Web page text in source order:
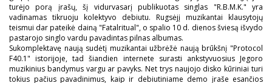
turėjo porą įrašų, šį vidurvasarį publikuotas singlas "R.B.M.K." yra
vadinamas tikruoju kolektyvo debiutu. Rugsėjį muzikantai klausytojų
teismui dar pateikė dainą "Fatalritual", o spalio 10 d. dienos šviesą išvydo
pastarojo singlo vardu pavadintas pilnas albumas.
Sukomplektavę naują sudėtį muzikantai užbrėžė naują brūkšnį "Protocol
F40.1" istorijoje, tad šiandien internete surasti ankstyvuosius Jegoro
muzikinius bandymus vargu ar pavyks. Net trys naujojo disko kūriniai turi
tokius pačius pavadinimus, kaip ir debiutiniame demo įraše esančios